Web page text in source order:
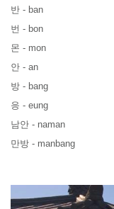
반 - ban
번 - bon
몬 - mon
안 - an
방 - bang
응 - eung
남안 - naman
만방 - manbang